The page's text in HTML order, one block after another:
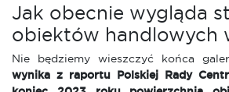
Jak obecnie wygląda
obiektów handlowych
Nie będziemy wieszczyć końca
wynika z raportu Polskiej Rady